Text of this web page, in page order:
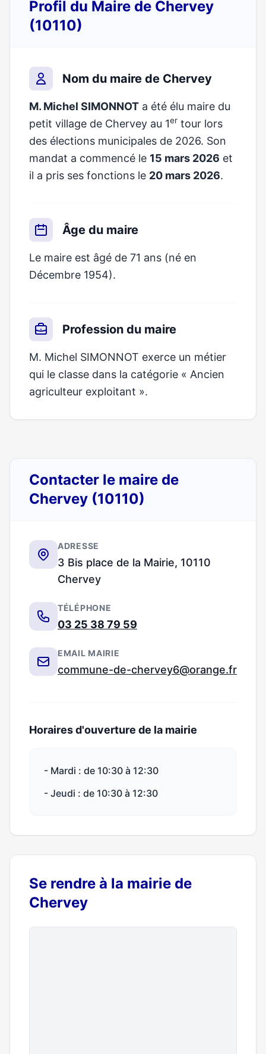
Profil du Maire de Chervey
(10110)
Nom du maire de Chervey
M. Michel SIMONNOT a été élu maire du
petit village de Chervey au 1er tour lors
des élections municipales de 2026. Son
mandat a commencé le 15 mars 2026 et
il a pris ses fonctions le 20 mars 2026.
Âge du maire
Le maire est âgé de 71 ans (né en
Décembre 1954).
Profession du maire
M. Michel SIMONNOT exerce un métier
qui le classe dans la catégorie « Ancien
agriculteur exploitant ».
Contacter le maire de
Chervey (10110)
ADRESSE
3 Bis place de la Mairie, 10110
Chervey
TÉLÉPHONE
03 25 38 79 59
EMAIL MAIRIE
commune-de-chervey6@orange.fr
Horaires d'ouverture de la mairie
- Mardi : de 10:30 à 12:30
- Jeudi : de 10:30 à 12:30
Se rendre à la mairie de
Chervey